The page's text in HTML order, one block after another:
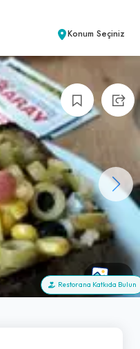
Konum Seçiniz
+3
Restorana Katkıda Bulun